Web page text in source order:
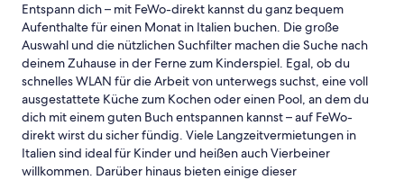
Entspann dich – mit FeWo-direkt kannst du ganz bequem
Aufenthalte für einen Monat in Italien buchen. Die große
Auswahl und die nützlichen Suchfilter machen die Suche nach
deinem Zuhause in der Ferne zum Kinderspiel. Egal, ob du
schnelles WLAN für die Arbeit von unterwegs suchst, eine voll
ausgestattete Küche zum Kochen oder einen Pool, an dem du
dich mit einem guten Buch entspannen kannst – auf FeWo-
direkt wirst du sicher fündig. Viele Langzeitvermietungen in
Italien sind ideal für Kinder und heißen auch Vierbeiner
willkommen. Darüber hinaus bieten einige dieser